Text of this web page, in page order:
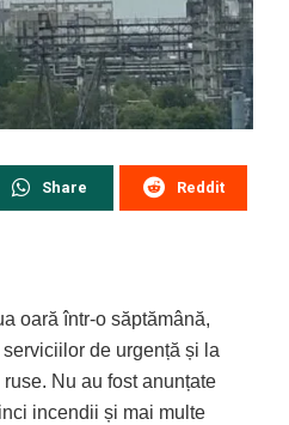
Share Reddit
oară într-o săptămână,
de urgență și la
Nu au fost anunțate
incendii și mai multe